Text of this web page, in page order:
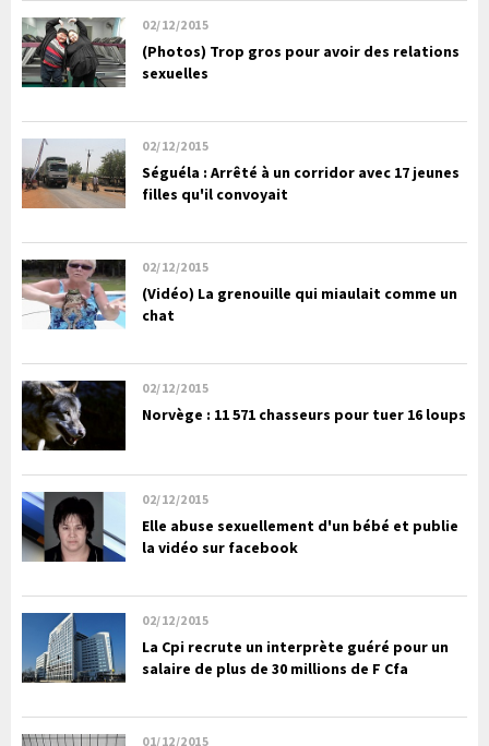
02/12/2015
(Photos) Trop gros pour avoir des relations
sexuelles
02/12/2015
Séguéla : Arrêté à un corridor avec 17 jeunes
filles qu'il convoyait
02/12/2015
(Vidéo) La grenouille qui miaulait comme un
chat
02/12/2015
Norvège : 11 571 chasseurs pour tuer 16 loups
02/12/2015
Elle abuse sexuellement d'un bébé et publie
la vidéo sur facebook
02/12/2015
La Cpi recrute un interprète guéré pour un
salaire de plus de 30 millions de F Cfa
01/12/2015